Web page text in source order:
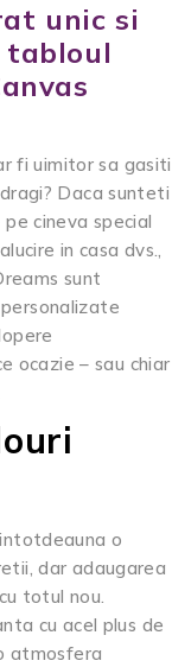
unic si
tabloul
fi uimitor sa gasiti
Daca sunteti
cineva special
in casa dvs.,
sunt
ocazie – sau chiar
o
dar adaugarea
totul nou.
cu acel plus de
atmosfera